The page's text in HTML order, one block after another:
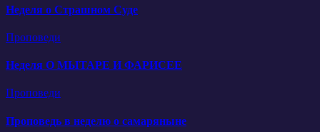
Неделя о Страшном Суде
Проповеди
Неделя О МЫТАРЕ И ФАРИСЕЕ
Проповеди
Проповедь в неделю о самаряныне